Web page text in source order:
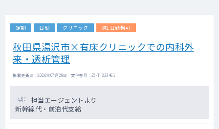
定期 日勤 クリニック 週1日勤務可
秋田県湯沢市×有床クリニックでの内科外
来・透析管理
掲載更新日 : 2026年07月29日 案件番号 : 25-TI323461
担当エージェントより
新幹線代・前泊代支給